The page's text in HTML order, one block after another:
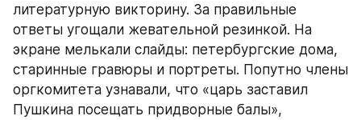
литературную викторину. За правильные
ответы угощали жевательной резинкой. На
экране мелькали слайды: петербургские дома,
старинные гравюры и портреты. Попутно члены
оргкомитета узнавали, что «царь заставил
Пушкина посещать придворные балы»,